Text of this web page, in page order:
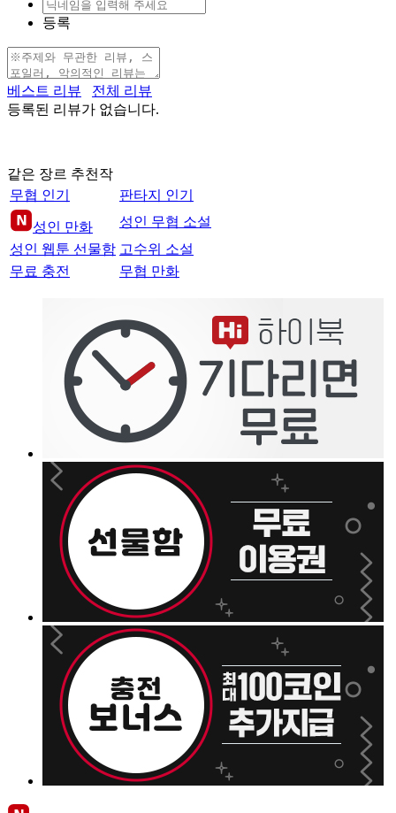
등록
베스트 리뷰
전체 리뷰
등록된 리뷰가 없습니다.
같은 장르 추천작
무협 인기
판타지 인기
성인 만화
성인 무협 소설
성인 웹툰 선물함 고수위 소설
무료 충전
무협 만화